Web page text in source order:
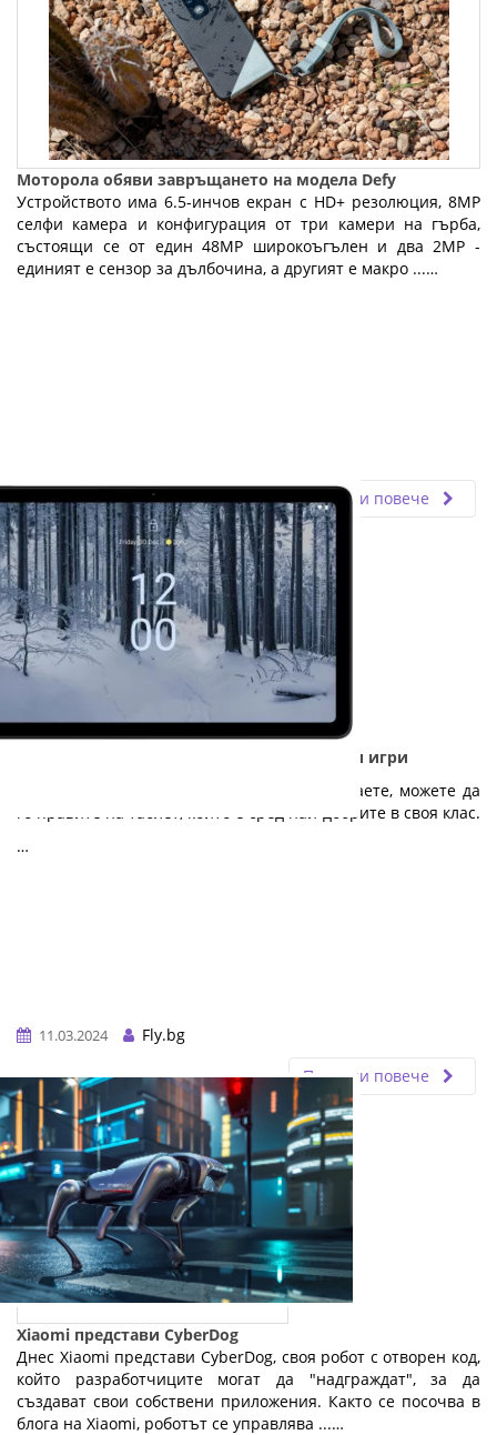
Моторола обяви завръщането на модела Defy
Устройството има 6.5-инчов екран с HD+ резолюция, 8MP
селфи камера и конфигурация от три камери на гърба,
състоящи се от един 48MP широкоъгълен и два 2MP -
единият е сензор за дълбочина, а другият е макро ...…
Прочети повече
Nokia T21 - Дълготраен таблет за работа и игри
Независимо дали работите, учите или играете, можете да
го правите на таблет, който е сред най-добрите в своя клас.
…
11.03.2024
Fly.bg
Прочети повече
Xiaomi представи CyberDog
Днес Xiaomi представи CyberDog, своя робот с отворен код,
който разработчиците могат да "надграждат", за да
създават свои собствени приложения. Както се посочва в
блога на Xiaomi, роботът се управлява ...…